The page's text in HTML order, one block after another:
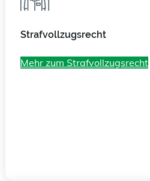
Strafvollzugsrecht
Mehr zum Strafvollzugsrecht